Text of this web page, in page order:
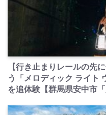
【行き止まりレールの先
う「メロディック ライト
を追体験【群馬県安中市「